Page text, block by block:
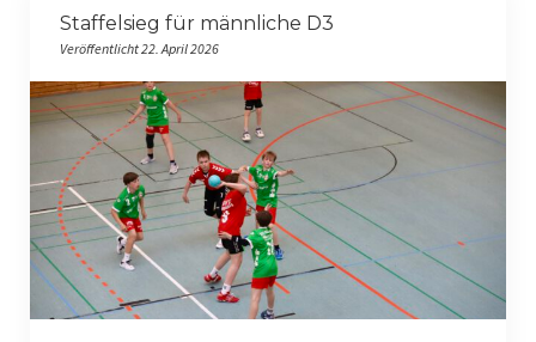
Weiblich
Weibliche C-Jugend
Weibliche D-Jugend
Weibliche E-Jugend
Kindersport
Unsere Sponsoren
Staffelsieg für männliche D3
Veröffentlicht 22. April 2026